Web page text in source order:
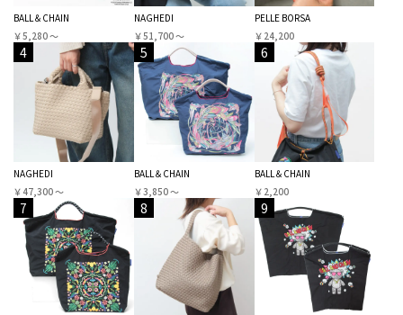
BALL＆CHAIN
￥5,280 〜
NAGHEDI
￥51,700 〜
PELLE BORSA
￥24,200
4
NAGHEDI
￥47,300 〜
5
BALL＆CHAIN
￥3,850 〜
6
BALL＆CHAIN
￥2,200
7 8 9